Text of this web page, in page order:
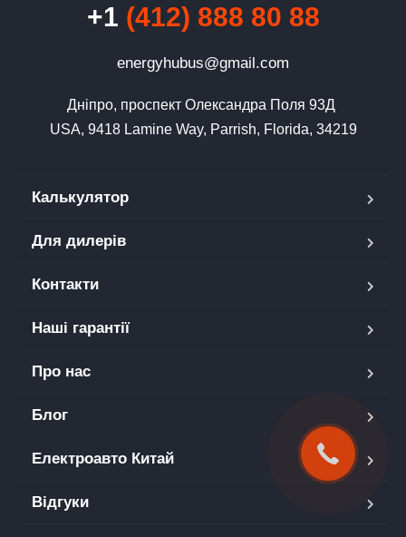
+1 (412) 888 80 88
​​energyhubus@gmail.com
Дніпро, проспект Олександра Поля 93Д
USA, 9418 Lamine Way, Parrish, Florida, 34219
Калькулятор
Для дилерів
Контакти
Наші гарантії
Про нас
Блог
Електроавто Китай
Відгуки